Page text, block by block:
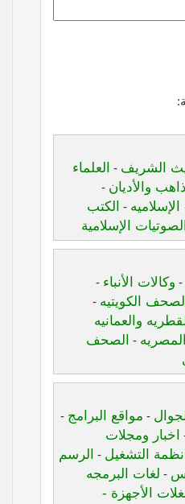
الشريف - العلماء
والأديان -
- الكتب
الصوتيات الإسلامية
- وكالات الأنباء -
الصحف الكويتيه -
والعمانيه
- الصحف
- مواقع البرامج -
اخبار ومجلات
التشغيل - الرسم
- لغات البرمجه
الأجهزة -